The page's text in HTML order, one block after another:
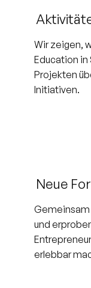
Wir zeigen,
Education
Projekten
Initiativen.
Neue
und
erlebbar